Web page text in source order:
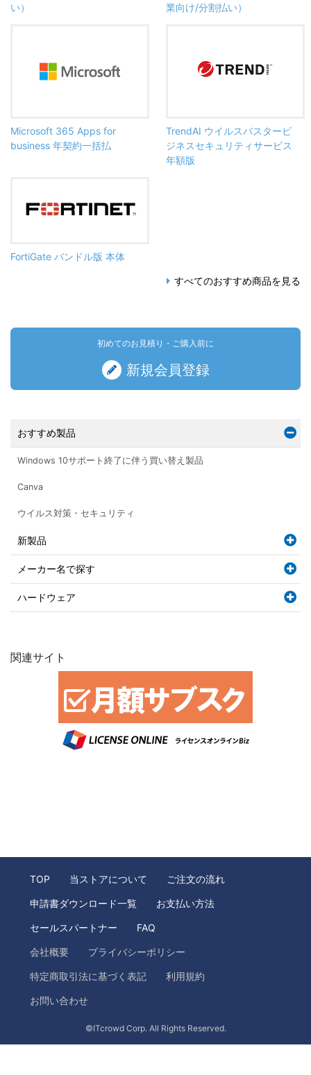
い）
業向け/分割払い）
Microsoft 365 Apps for
business 年契約一括払
TrendAI ウイルスバスタービ
ジネスセキュリティサービス
年額版
FortiGate バンドル版 本体
すべてのおすすめ商品を見る
初めてのお見積り・ご購入前に
新規会員登録
おすすめ製品
Windows 10サポート終了に伴う買い替え製品
Canva
ウイルス対策・セキュリティ
新製品
メーカー名で探す
ハードウェア
関連サイト
TOP 当ストアについて ご注文の流れ
申請書ダウンロード一覧 お支払い方法
セールスパートナー FAQ
会社概要 プライバシーポリシー
特定商取引法に基づく表記 利用規約
お問い合わせ
©ITcrowd Corp. All Rights Reserved.